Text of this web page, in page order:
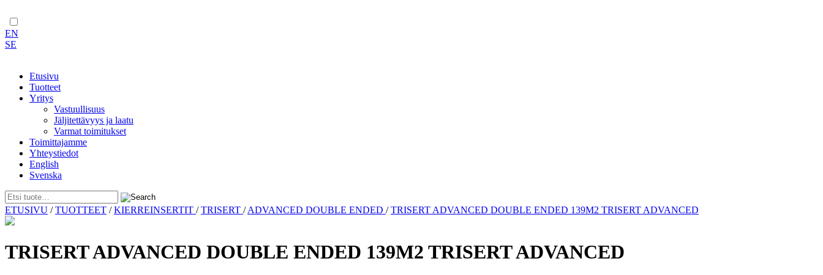
EN
SE
Etusivu
Tuotteet
Yritys
Vastuullisuus
Jäljitettävyys ja laatu
Varmat toimitukset
Toimittajamme
Yhteystiedot
English
Svenska
Skip
to
ETUSIVU /TUOTTEET /KIERREINSERTIT /TRISERT /ADVANCED DOUBLE ENDED /TRISERT ADVANCED DOUBLE ENDED 139M2 TRISERT ADVANCED
TRISERT ADVANCED DOUBLE ENDED 139M2 TRISERT ADVANCED